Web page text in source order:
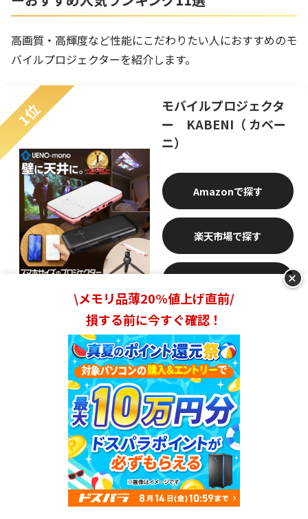
ランキングを見る
高画質・高輝度など性能にこだわりたい人におすすめのモ
バイルプロジェクターを紹介します。
1位
モバイルプロジェクタ
ー KABENI（ カベー
ニ）
楽天市場
Amazon
スマホサイズですっぽり収納。32GBの大容量内部
ストレージが魅力
スマホサイズの薄型コンパクトサイズ、220gと超軽量な
のでバッグやポケットにすっぽり収納できます。内蔵バッ
テリーで2.5時間稼働するため、持ち運んで使用したい人
におすすめ。30分・60分・120分のオフタイマー機能付き
で、夜寝る前にゆっくり映画鑑賞したい人にもぴったりで
+
\メモリ品薄20%値上げ直前/
損する前に今すぐ確認！